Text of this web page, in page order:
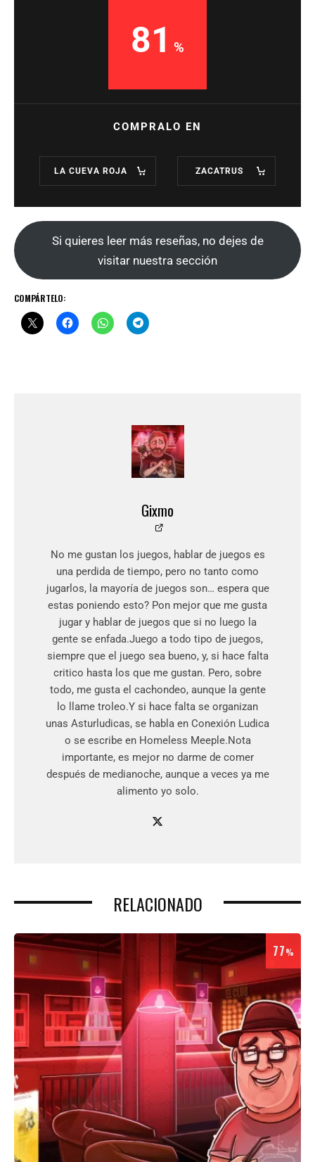
81
COMPRALO EN
LA CUEVA ROJA ZACATRUS
Si quieres leer más reseñas, no dejes de
visitar nuestra sección
COMPÁRTELO:
Gixmo
No me gustan los juegos, hablar de juegos es
una perdida de tiempo, pero no tanto como
jugarlos, la mayoría de juegos son… espera que
estas poniendo esto? Pon mejor que me gusta
jugar y hablar de juegos que si no luego la
gente se enfada.Juego a todo tipo de juegos,
siempre que el juego sea bueno, y, si hace falta
critico hasta los que me gustan. Pero, sobre
todo, me gusta el cachondeo, aunque la gente
lo llame troleo.Y si hace falta se organizan
unas Asturludicas, se habla en Conexión Ludica
o se escribe en Homeless Meeple.Nota
importante, es mejor no darme de comer
después de medianoche, aunque a veces ya me
alimento yo solo.
RELACIONADO
77%